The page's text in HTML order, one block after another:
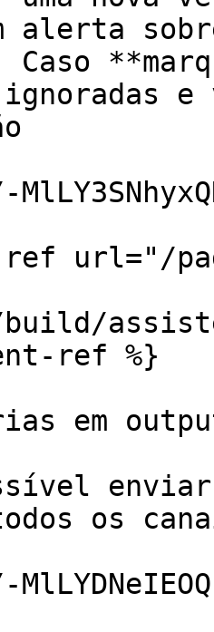
alerta
e
url="/
ref %}
em
os